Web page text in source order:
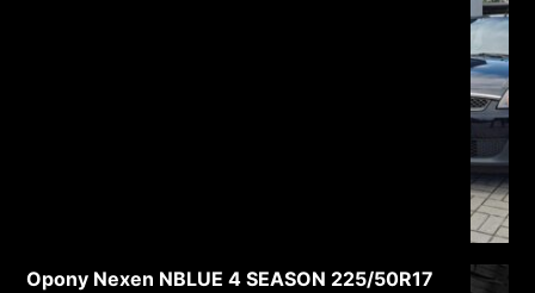
Opony Nexen NBLUE 4 SEASON 225/50R17